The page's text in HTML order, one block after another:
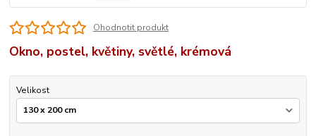
Ohodnotit produkt
Okno, postel, květiny, světlé, krémová
Velikost